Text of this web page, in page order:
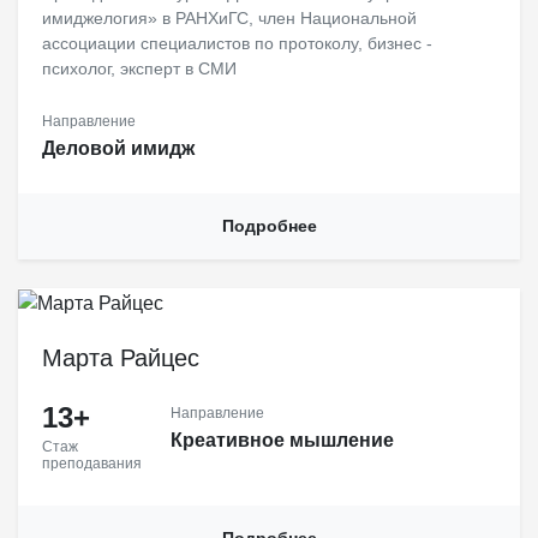
имиджелогия» в РАНХиГС, член Национальной
ассоциации специалистов по протоколу, бизнес -
психолог, эксперт в СМИ
Направление
Деловой имидж
Подробнее
Марта Райцес
13+
Стаж
преподавания
Направление
Креативное мышление